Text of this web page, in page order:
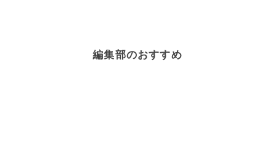
編集部のおすすめ